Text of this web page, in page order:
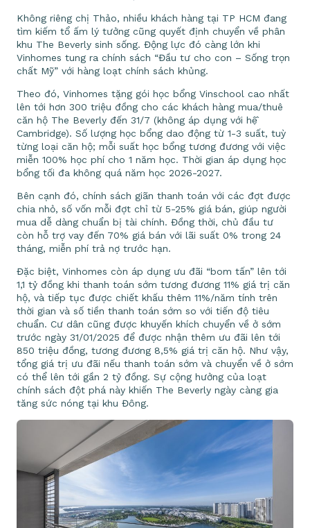
Không riêng chị Thảo, nhiều khách hàng tại TP HCM đang
tìm kiếm tổ ấm lý tưởng cũng quyết định chuyển về phân
khu The Beverly sinh sống. Động lực đó càng lớn khi
Vinhomes tung ra chính sách “Đầu tư cho con – Sống trọn
chất Mỹ” với hàng loạt chính sách khủng.
Theo đó, Vinhomes tặng gói học bổng Vinschool cao nhất
lên tới hơn 300 triệu đồng cho các khách hàng mua/thuê
căn hộ The Beverly đến 31/7 (không áp dụng với hệ̂
Cambridge). Số lượng học bổng dao động từ 1-3 suất, tuỳ
từng loại căn hộ; mỗi suất học bổng tương đương với việc
miễn 100% học phí cho 1 năm học. Thời gian áp dụng học
bổng tối đa không quá năm học 2026-2027.
Bên cạnh đó, chính sách giãn thanh toán với các đợt được
chia nhỏ, số vốn mỗi đợt chỉ từ 5-25% giá bán, giúp người
mua dễ dàng chuẩn bị tài chính. Đồng thời, chủ đầu tư
còn hỗ trợ vay đến 70% giá bán với lãi suất 0% trong 24
tháng, miễn phí trả nợ trước hạn.
Đặc biệt, Vinhomes còn áp dụng ưu đãi “bom tấn” lên tới
1,1 tỷ đồng khi thanh toán sớm tương đương 11% giá trị căn
hộ, và tiếp tục được chiết khấu thêm 11%/năm tính trên
thời gian và số tiền thanh toán sớm so với tiến độ tiêu
chuẩn. Cư dân cũng được khuyến khích chuyển về ở sớm
trước ngày 31/01/2025 để được nhận thêm ưu đãi lên tới
850 triệu đồng, tương đương 8,5% giá trị căn hộ. Như vậy,
tổng giá trị ưu đãi nếu thanh toán sớm và chuyển về ở sớm
có thể lên tới gần 2 tỷ đồng. Sự cộng hưởng của loạt
chính sách đột phá này khiến The Beverly ngày càng gia
tăng sức nóng tại khu Đông.